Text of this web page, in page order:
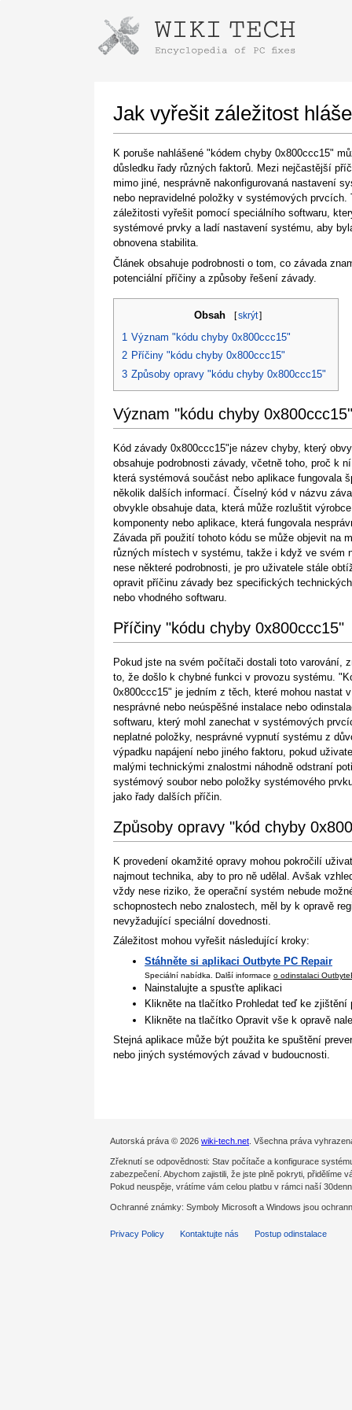
Jak vyřešit záležitost
K poruše nahlášené "kódem chyby 0x800ccc15"
důsledku řady různých faktorů. Mezi nejčastější
mimo jiné, nesprávně nakonfigurovaná nastavení
nebo nepravidelné položky v systémových prvcích.
záležitosti vyřešit pomocí speciálního softwaru,
systémové prvky a ladí nastavení systému, aby
obnovena stabilita.
Článek obsahuje podrobnosti o tom, co závada
potenciální příčiny a způsoby řešení závady.
Obsah [skrýt]
1 Význam "kódu chyby 0x800ccc15"
2 Příčiny "kódu chyby 0x800ccc15"
3 Způsoby opravy "kódu chyby 0x800ccc15"
Význam "kódu chyby 0x800ccc15"
Kód závady 0x800ccc15"je název chyby, který
obsahuje podrobnosti závady, včetně toho, proč k
která systémová součást nebo aplikace fungovala
několik dalších informací. Číselný kód v názvu
obvykle obsahuje data, která může rozluštit výrobce
komponenty nebo aplikace, která fungovala
Závada při použití tohoto kódu se může objevit na
různých místech v systému, takže i když ve svém
nese některé podrobnosti, je pro uživatele stále
opravit příčinu závady bez specifických
nebo vhodného softwaru.
Příčiny "kódu chyby 0x800ccc15"
Pokud jste na svém počítači dostali toto varování,
to, že došlo k chybné funkci v provozu systému.
0x800ccc15" je jedním z těch, které mohou nastat
nesprávné nebo neúspěšné instalace nebo
softwaru, který mohl zanechat v systémových
neplatné položky, nesprávné vypnutí systému z
výpadku napájení nebo jiného faktoru, pokud
malými technickými znalostmi náhodně odstraní
systémový soubor nebo položky systémového
jako řady dalších příčin.
Způsoby opravy "kód chyby
K provedení okamžité opravy mohou pokročilí
najmout technika, aby to pro ně udělal. Avšak
vždy nese riziko, že operační systém nebude
schopnostech nebo znalostech, měl by k opravě
nevyžadující speciální dovednosti.
Záležitost mohou vyřešit následující kroky:
Stáhněte si aplikaci Outbyte PC Repair
Speciální nabídka. Další informace o odinstalaci Outbyte
Nainstalujte a spusťte aplikaci
Klikněte na tlačítko Prohledat teď ke zjištění
Klikněte na tlačítko Opravit vše k opravě
Stejná aplikace může být použita ke spuštění
nebo jiných systémových závad v budoucnosti.
Autorská práva © 2026 wiki-tech.net . Všechna práva
Zřeknutí se odpovědnosti: Stav počítače a konfigurace
zabezpečení. Abychom zajistili, že jste plně pokryti, přidělíme
Pokud neuspěje, vrátíme vám celou platbu v rámci naší
Ochranné známky: Symboly Microsoft a Windows jsou
Privacy Policy Kontaktujte nás Postup odinstalace
Instructions for downloading using
Once the download is complete, click on the
downloaded file link